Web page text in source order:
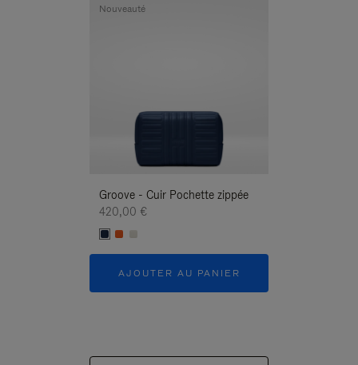
Groove - Cuir Pochette zippée
420,00 €
AJOUTER AU PANIER
Nouveauté